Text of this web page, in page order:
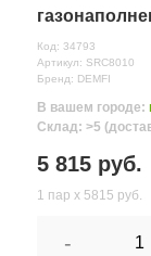
Код: 34793
Артикул: SRC8010
Бренд: DEMFI
В вашем городе:
Склад: >5
5 815 руб.
1 пар х 5815 руб.
-